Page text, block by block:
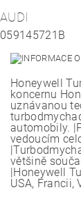
AUDI
059145721B
Honeywell
koncernu
uznávanou
automobily.
vedoucím
většině
|Honeywell
USA, Francii,